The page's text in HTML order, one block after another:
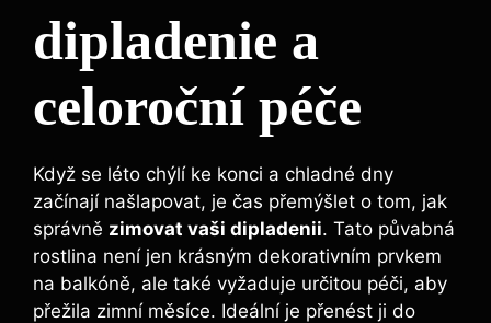
dipladenie a
celoroční péče
Když se léto chýlí ke konci a chladné dny
začínají našlapovat, je čas přemýšlet o tom, jak
správně zimovat vaši dipladenii. Tato půvabná
rostlina není jen krásným dekorativním prvkem
na balkóně, ale také vyžaduje určitou péči, aby
přežila zimní měsíce. Ideální je přenést ji do